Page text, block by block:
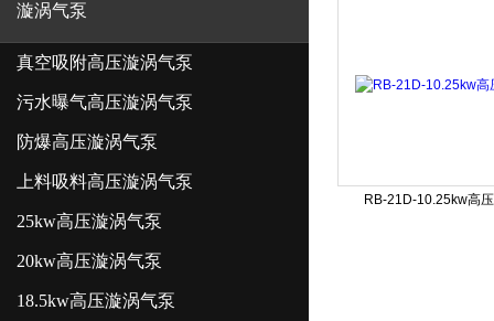
漩涡气泵
真空吸附高压漩涡气泵
污水曝气高压漩涡气泵
防爆高压漩涡气泵
上料吸料高压漩涡气泵
25kw高压漩涡气泵
20kw高压漩涡气泵
18.5kw高压漩涡气泵
RB-21D-10.25kw高